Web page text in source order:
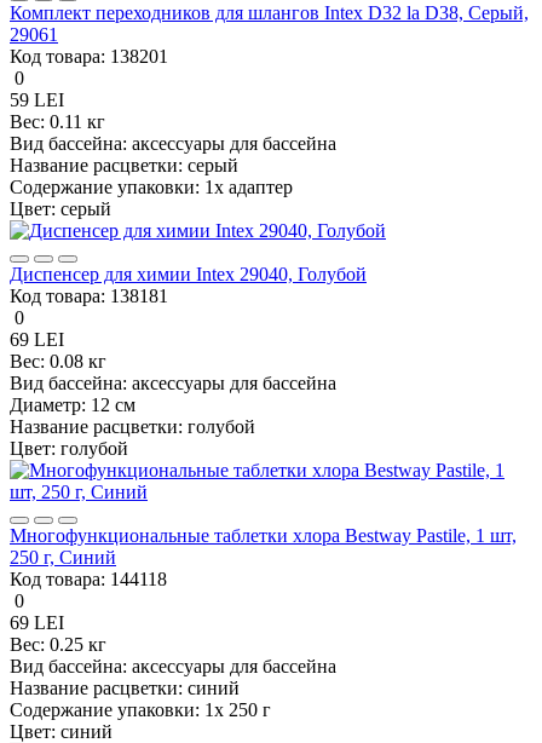
Комплект переходников для шлангов Intex D32 la D38, Серый,
29061
Код товара: 138201
0
59 LEI
Вес: 0.11 кг
Вид бассейна: аксессуары для бассейна
Название расцветки: серый
Содержание упаковки: 1x адаптер
Цвет: серый
Диспенсер для химии Intex 29040, Голубой
Код товара: 138181
0
69 LEI
Вес: 0.08 кг
Вид бассейна: аксессуары для бассейна
Диаметр: 12 см
Название расцветки: голубой
Цвет: голубой
Многофункциональные таблетки хлора Bestway Pastile, 1 шт,
250 г, Синий
Код товара: 144118
0
69 LEI
Вес: 0.25 кг
Вид бассейна: аксессуары для бассейна
Название расцветки: синий
Содержание упаковки: 1x 250 г
Цвет: синий